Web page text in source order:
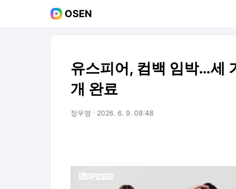
OSEN
유스피어, 컴백 임박…세
개 완료
장우영 2026. 6. 9. 08:48